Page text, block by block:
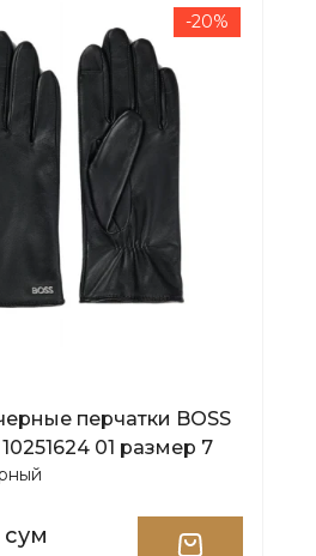
-20%
перчатки BOSS
01 размер 7
сум